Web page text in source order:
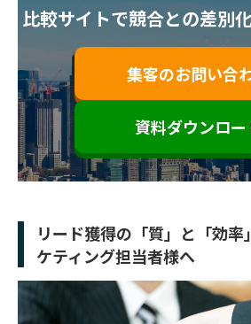
比較サイトで競合との差別
集客のお問い合
資料ダウンロー
リード獲得の「質」と「効率
ケティング担当者様へ